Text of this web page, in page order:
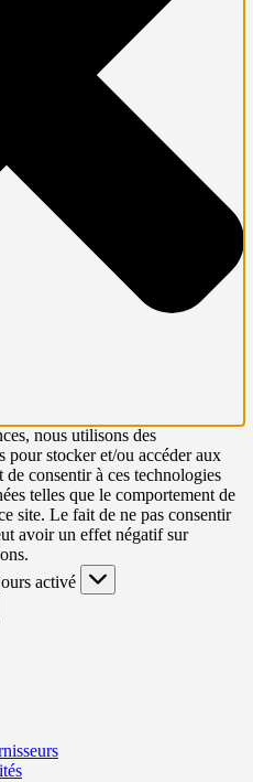
nous utilisons des
pour stocker et/ou accéder aux
consentir à ces technologies
telles que le comportement de
site. Le fait de ne pas consentir
avoir un effet négatif sur
activé